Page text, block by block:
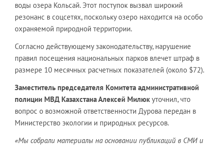
воды озера Кольсай. Этот поступок вызвал широкий
резонанс в соцсетях, поскольку озеро находится на особо
охраняемой природной территории.
Согласно действующему законодательству, нарушение
правил посещения национальных парков влечет штраф в
размере 10 месячных расчетных показателей (около $72).
Заместитель председателя Комитета административной
полиции МВД Казахстана Алексей Милюк уточнил, что
вопрос о возможной ответственности Дурова передан в
Министерство экологии и природных ресурсов.
«Мы собрали материалы на основании публикаций в СМИ и